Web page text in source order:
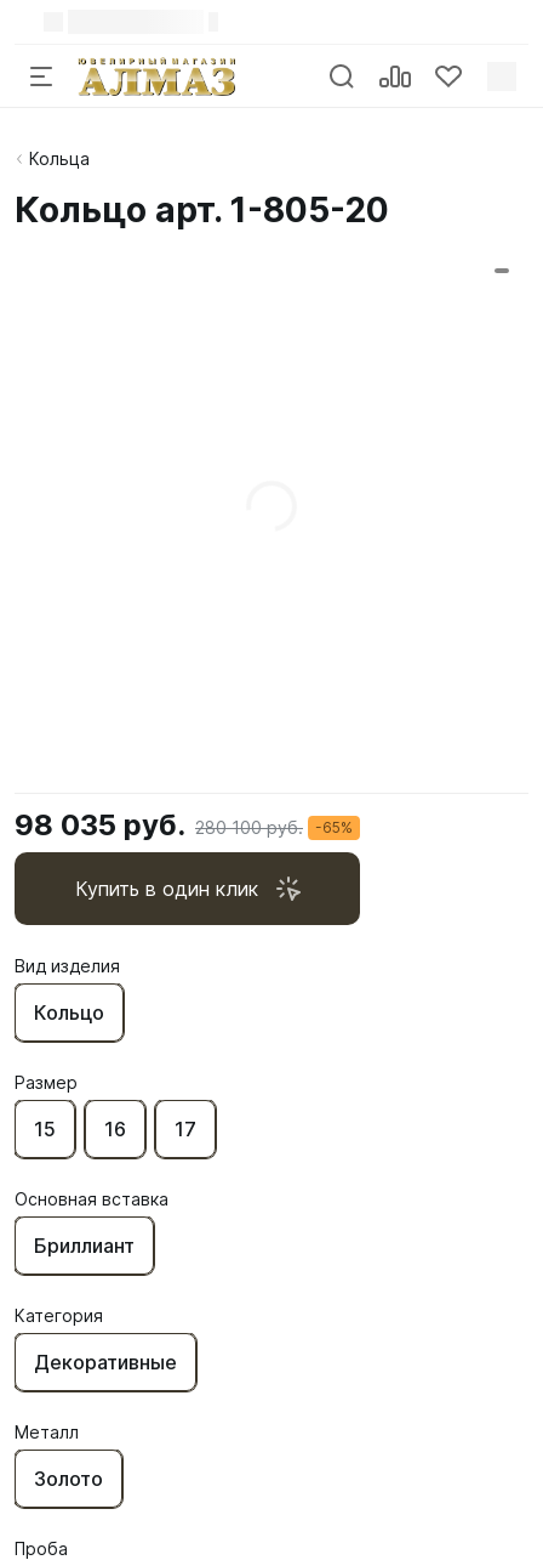
Кольца
Кольцо арт. 1-805-20
98 035 руб. 280 100 руб. -65%
Купить в один клик
Вид изделия
Кольцо
Размер
15 16 17
Основная вставка
Бриллиант
Категория
Декоративные
Металл
Золото
Проба